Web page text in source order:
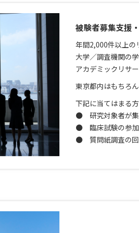
被験者募集支援
年間2,000件以上の
大学／調査機関の
アカデミックリサ
東京都内はもちろ
下記に当てはまる
● 研究対象者が集
● 臨床試験の参加
● 質問紙調査の回